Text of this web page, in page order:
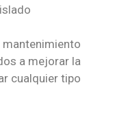
a mejorar la
cualquier tipo